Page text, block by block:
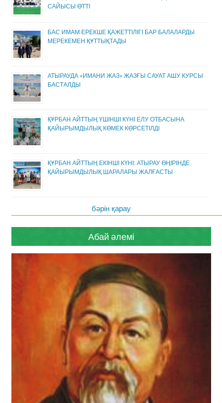
САЙЫСЫ ӨТТІ
БАС ИМАМ ЕРЕКШЕ ҚАЖЕТТІЛІГІ БАР БАЛАЛАРДЫ
МЕРЕКЕМЕН ҚҰТТЫҚТАДЫ
АТЫРАУДА «ИМАНИ ЖАЗ» ЖАЗҒЫ САУАТ АШУ КУРСЫ
БАСТАЛДЫ
ҚҰРБАН АЙТТЫҢ ҮШІНШІ КҮНІ ЕЛУ ОТБАСЫНА
ҚАЙЫРЫМДЫЛЫҚ КӨМЕК КӨРСЕТІЛДІ
ҚҰРБАН АЙТТЫҢ ЕКІНШІ КҮНІ: АТЫРАУ ӨҢІРІНДЕ
ҚАЙЫРЫМДЫЛЫҚ ШАРАЛАРЫ ЖАЛҒАСТЫ
бәрін қарау
Абай әлемі